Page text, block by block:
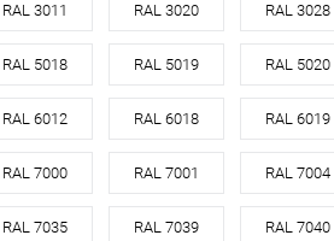
Цвет 3028
Цвет человеческий красный
В корзину
Купить в 1 клик
Сравнение
RAL 3011 RAL 3020 RAL 3028
RAL 5018 RAL 5019 RAL 5020
RAL 6012 RAL 6018 RAL 6019
RAL 7000 RAL 7001 RAL 7004
RAL 7035 RAL 7039 RAL 7040